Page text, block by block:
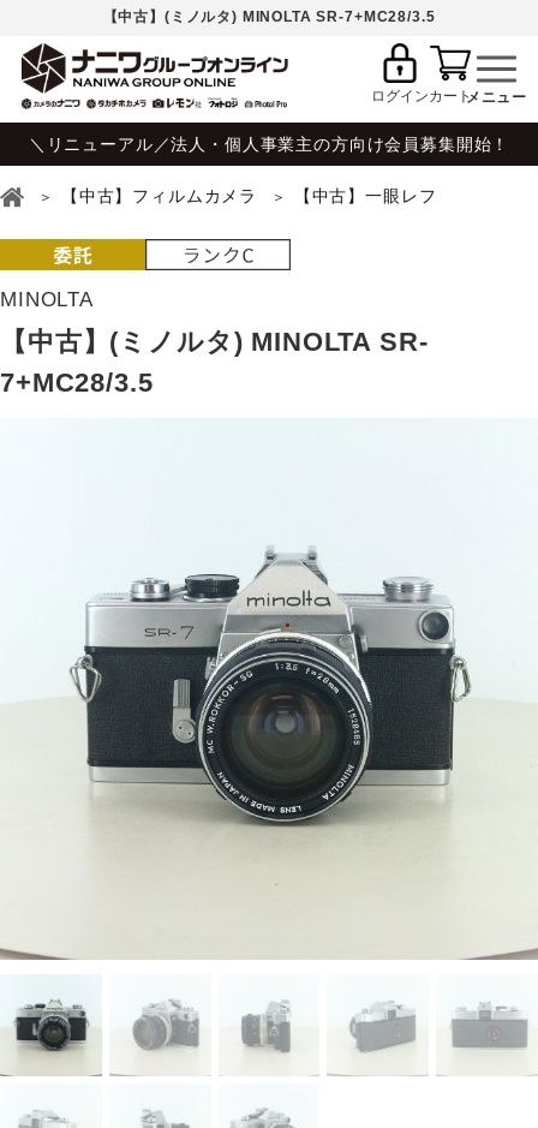
【中古】(ミノルタ) MINOLTA SR-7+MC28/3.5
ログインカート
＼リニューアル／法人・個人事業主の方向け会員募集開始！
【中古】フィルムカメラ 【中古】一眼レフ
MINOLTA
【中古】(ミノルタ) MINOLTA SR-
7+MC28/3.5